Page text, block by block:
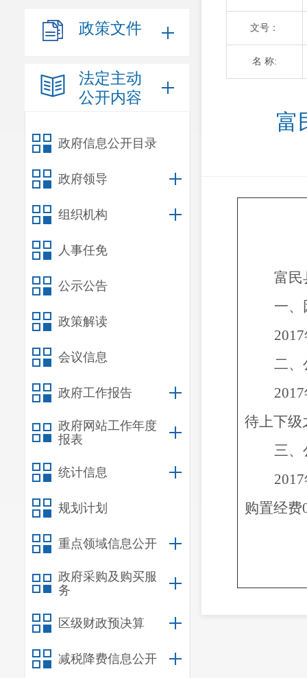
政策文件
法定主动
公开内容
政府信息公开目录
政府领导
组织机构
人事任免
公示公告
政策解读
会议信息
政府工作报告
政府网站工作年度
报表
统计信息
规划计划
重点领域信息公开
政府采购及购买服
务
区级财政预决算
减税降费信息公开
文号：
名 称:
富
富民
一、
2017
二、
2017
待上下级
三、
2017
购置经费